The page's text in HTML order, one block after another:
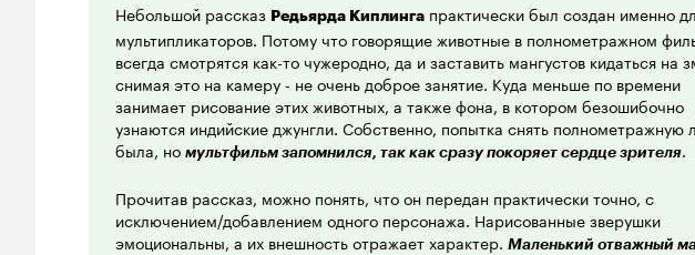
Небольшой рассказ Редьярда Киплинга практически был создан именно
мультипликаторов. Потому что говорящие животные в полнометражном
всегда смотрятся как-то чужеродно, да и заставить мангустов кидаться на
снимая это на камеру - не очень доброе занятие. Куда меньше по времени
занимает рисование этих животных, а также фона, в котором безошибочно
узнаются индийские джунгли. Собственно, попытка снять полнометражную
была, но мультфильм запомнился, так как сразу покоряет сердце зрителя.
Прочитав рассказ, можно понять, что он передан практически точно, с
исключением/добавлением одного персонажа. Нарисованные зверушки
эмоциональны, а их внешность отражает характер. Маленький отважный